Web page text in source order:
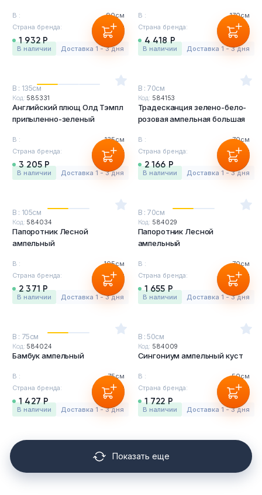
В :
90см
Страна бренда:
Бельгия
1 932 Р
в наличии Доставка 1 - 3 дня
В :
170см
Страна бренда:
Бельгия
4 418 Р
в наличии Доставка 1 - 3 дня
В : 135см
Код: 585331
Английский плющ Олд Тэмпл
припыленно-зеленый
В :
135см
Страна бренда:
Бельгия
3 205 Р
в наличии Доставка 1 - 3 дня
В : 70см
Код: 584153
Традесканция зелено-бело-
розовая ампельная большая
В :
70см
Страна бренда:
Бельгия
2 166 Р
в наличии Доставка 1 - 3 дня
В : 105см
Код: 584034
Папоротник Лесной
ампельный
В :
105см
Страна бренда:
Бельгия
2 371 Р
в наличии Доставка 1 - 3 дня
В : 70см
Код: 584029
Папоротник Лесной
ампельный
В :
70см
Страна бренда:
Бельгия
1 655 Р
в наличии Доставка 1 - 3 дня
В : 75см
Код: 584024
Бамбук ампельный
В :
75см
Страна бренда:
Бельгия
1 427 Р
в наличии Доставка 1 - 3 дня
В : 50см
Код: 584009
Сингониум ампельный куст
В :
50см
Страна бренда:
Бельгия
1 722 Р
в наличии Доставка 1 - 3 дня
Показать еще